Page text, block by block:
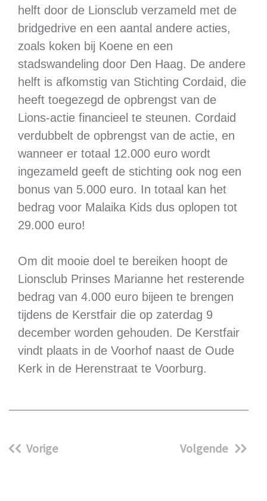
helft door de Lionsclub verzameld met de
bridgedrive en een aantal andere acties,
zoals koken bij Koene en een
stadswandeling door Den Haag. De andere
helft is afkomstig van Stichting Cordaid, die
heeft toegezegd de opbrengst van de
Lions-actie financieel te steunen. Cordaid
verdubbelt de opbrengst van de actie, en
wanneer er totaal 12.000 euro wordt
ingezameld geeft de stichting ook nog een
bonus van 5.000 euro. In totaal kan het
bedrag voor Malaika Kids dus oplopen tot
29.000 euro!
Om dit mooie doel te bereiken hoopt de
Lionsclub Prinses Marianne het resterende
bedrag van 4.000 euro bijeen te brengen
tijdens de Kerstfair die op zaterdag 9
december worden gehouden. De Kerstfair
vindt plaats in de Voorhof naast de Oude
Kerk in de Herenstraat te Voorburg.
Vorige Volgende